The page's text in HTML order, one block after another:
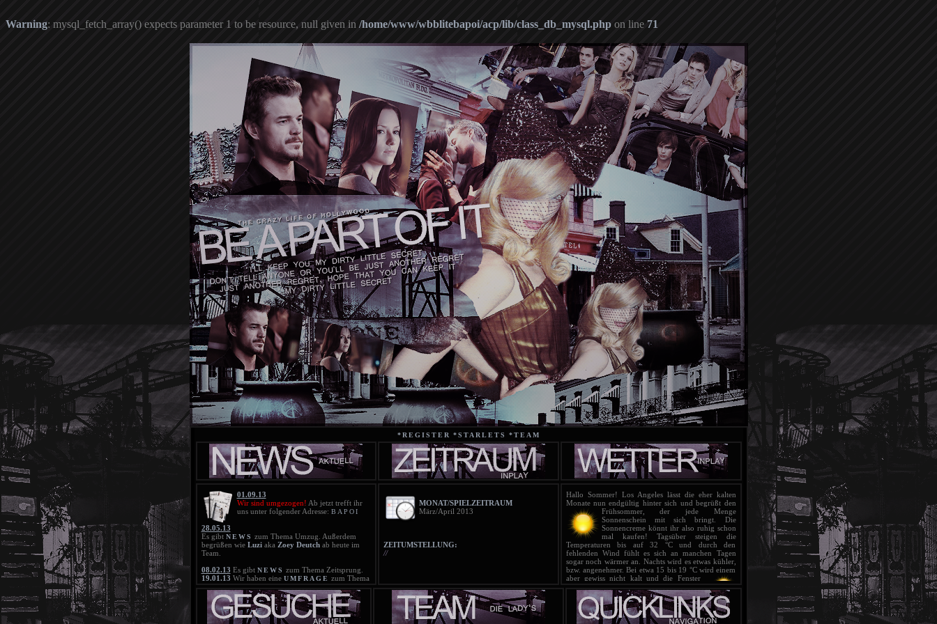
Warning: mysql_fetch_array() expects parameter 1 to be resource, null given in /home/www/wbblitebapoi/acp/lib/class_db_mysql.php on line 71
*REGISTER *STARLETS *TEAM
01.09.13
Wir sind umgezogen! Ab jetzt trefft ihr
uns unter folgender Adresse: BAPOI
28.05.13
Es gibt NEWS zum Thema Umzug. Außerdem
begrüßen wie Luziaka Zoey Deutchab heute im
Team.
08.02.13 Es gibt NEWS zum Thema Zeitsprung.
19.01.13 Wir haben eine UMFRAGE zum Thema
18.01.13Die neueBLACKLISTist online!
21.11.12Die neueBLACKLISTist online!
25.10.12Die Blacklist wurde gelöscht!
20.10.12Die neueBLACKLISTist online!
MONAT/SPIELZEITRAUM
März/April 2013
ZEITUMSTELLUNG:
//
Hallo Sommer! Los Angeles lässt die eher kalten
Monate nun endgültig hinter sich und begrüßt den
Frühsommer, der jede Menge
Sonnenschein mit sich bringt. Die
Sonnencreme könnt ihr also ruhig schon
mal kaufen! Tagsüber steigen die
Temperaturen bis auf 32 °C und durch den
fehlenden Wind fühlt es sich an manchen Tagen
sogar noch wärmer an. Nachts wird es etwas kühler,
bzw. angenehmer. Bei etwa 15 bis 19 °C wird einem
aber gewiss nicht kalt und die Fenster
sollte auch mit Unwettern und
Regenschauern gerechnet werden, die
sich bei dem warmen Wetter relativ leicht
entwickeln. Insgesamt blickt Los Angeles aber auf